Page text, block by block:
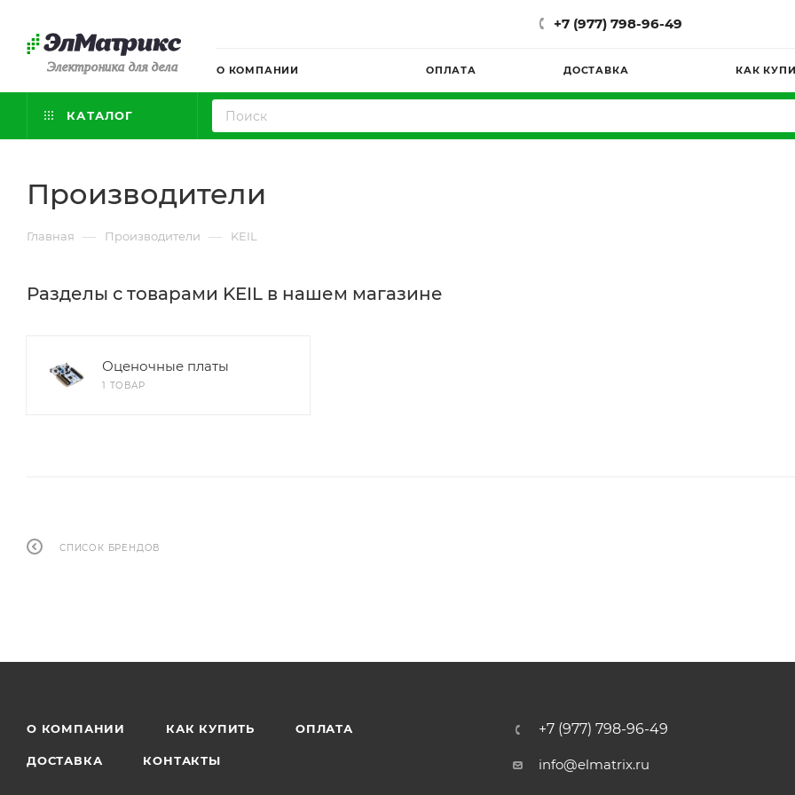
Электроника для дела
+7 (977) 798-96-49
О КОМПАНИИ ОПЛАТА ДОСТАВКА КАК
КАТАЛОГ
Производители
Главная — Производители — KEIL
Разделы с товарами KEIL в нашем магазине
Оценочные платы
1 ТОВАР
СПИСОК БРЕНДОВ
О КОМПАНИИ КАК КУПИТЬ ОПЛАТА
ДОСТАВКА КОНТАКТЫ
+7 (977) 798-96-49
info@elmatrix.ru